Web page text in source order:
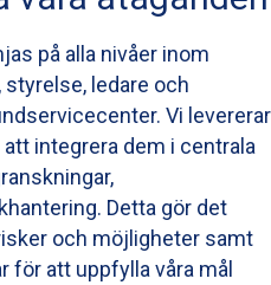
på alla nivåer inom
styrelse, ledare och
Vi levererar
integrera dem i centrala
Detta gör det
och möjligheter samt
för att uppfylla våra mål